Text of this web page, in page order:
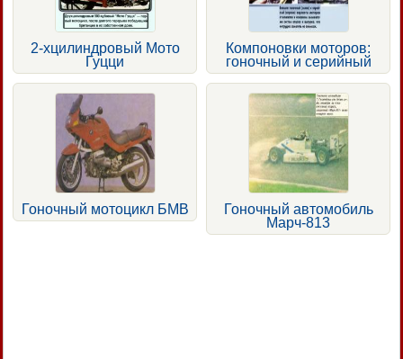
2-хцилиндровый Мото
Гуцци
Компоновки моторов:
гоночный и серийный
Гоночный мотоцикл БМВ
Гоночный автомобиль
Марч-813